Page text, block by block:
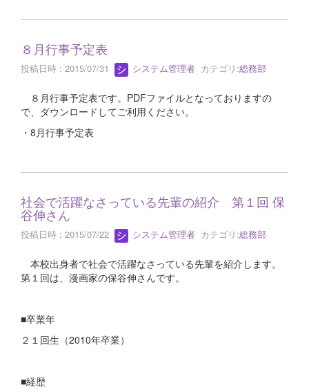
８月行事予定表
投稿日時 : 2015/07/31 システム管理者 カテゴリ:総務部
８月行事予定表です。PDFファイルとなっておりますの
で、ダウンロードしてご利用ください。
・8月行事予定表
社会で活躍なさっている先輩の紹介 第１回 保
谷伸さん
投稿日時 : 2015/07/22 システム管理者 カテゴリ:総務部
本校出身者で社会で活躍なさっている先輩を紹介します。
第１回は、漫画家の保谷伸さんです。
■卒業年
２１回生（2010年卒業）
■経歴